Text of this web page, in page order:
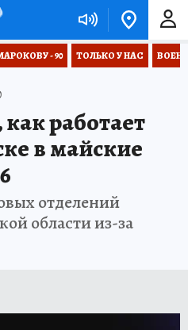
- 90 ТОЛЬКО У НАС
работает
в майские
отделений
области из-за